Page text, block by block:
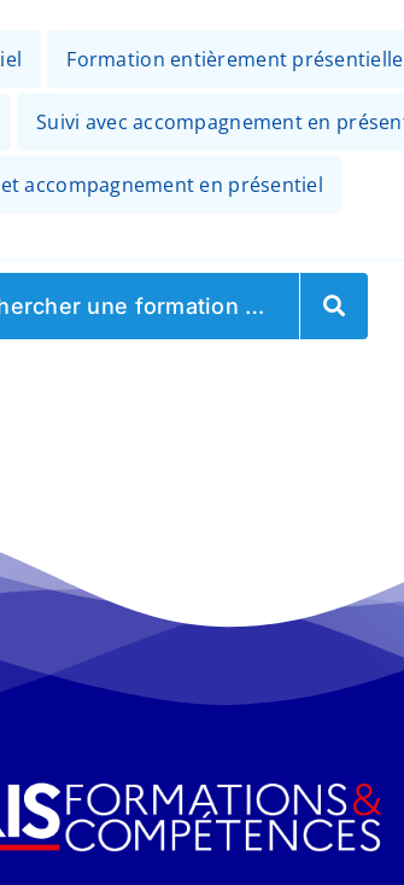
Formation entièrement présentielle
Suivi avec accompagnement en
accompagnement en présentiel
une formation …